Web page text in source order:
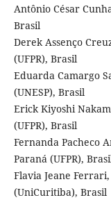
Antônio César
Brasil
Derek Assenço
(UFPR), Brasil
Eduarda Camargo
(UNESP), Brasil
Erick Kiyoshi
(UFPR), Brasil
Fernanda Pacheco
Paraná (UFPR),
Flavia Jeane Ferrari
(UniCuritiba), Brasil